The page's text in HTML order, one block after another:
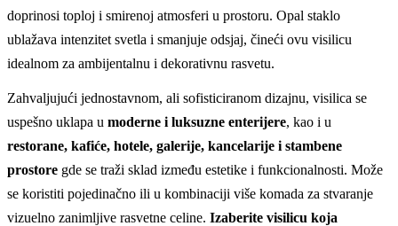
doprinosi toploj i smirenoj atmosferi u prostoru. Opal staklo
ublažava intenzitet svetla i smanjuje odsjaj, čineći ovu visilicu
idealnom za ambijentalnu i dekorativnu rasvetu.
Zahvaljujući jednostavnom, ali sofisticiranom dizajnu, visilica se
uspešno uklapa u moderne i luksuzne enterijere, kao i u
restorane, kafiće, hotele, galerije, kancelarije i stambene
prostore gde se traži sklad između estetike i funkcionalnosti. Može
se koristiti pojedinačno ili u kombinaciji više komada za stvaranje
vizuelno zanimljive rasvetne celine. Izaberite visilicu koja